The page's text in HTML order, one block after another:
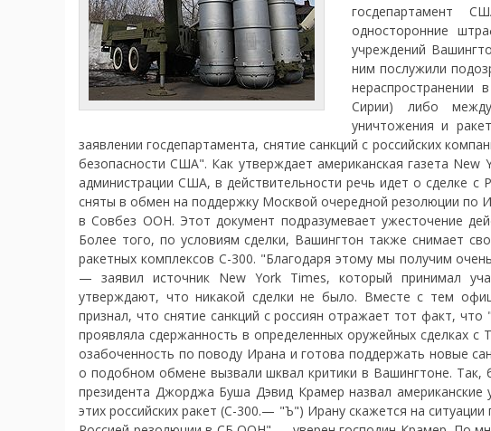
госдепартамент
односторонние
учреждений
ним послужили
Сирии) либо
уничтожения и
заявлении госдепартамента, снятие санкций с российских
безопасности США". Как утверждает американская газета
администрации США, в действительности речь идет о сделке с
сняты в обмен на поддержку Москвой очередной резолюции по
в Совбез ООН. Этот документ подразумевает ужесточение
Более того, по условиям сделки, Вашингтон также снимает
ракетных комплексов С-300. "Благодаря этому мы получим
— заявил источник New York Times, который принимал
утверждают, что никакой сделки не было. Вместе с тем
признал, что снятие санкций с россиян отражает тот факт,
проявляла сдержанность в определенных оружейных сделках
озабоченность по поводу Ирана и готова поддержать новые
о подобном обмене вызвали шквал критики в Вашингтоне. Так,
президента Джорджа Буша Дэвид Крамер назвал
этих российских ракет (С-300.— "Ъ") Ирану скажется на